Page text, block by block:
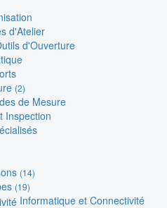
d'Atelier
d'Ouverture
(2)
de Mesure
Inspection
(14)
(19)
Informatique et Connectivité